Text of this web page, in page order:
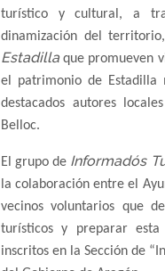
turístico y cultural, a
dinamización del
Estadillaque promueven
el patrimonio de Estadilla
destacados autores
Belloc.
El grupo de Informadós
la colaboración entre el
vecinos voluntarios que
turísticos y preparar esta
inscritos en la Sección de